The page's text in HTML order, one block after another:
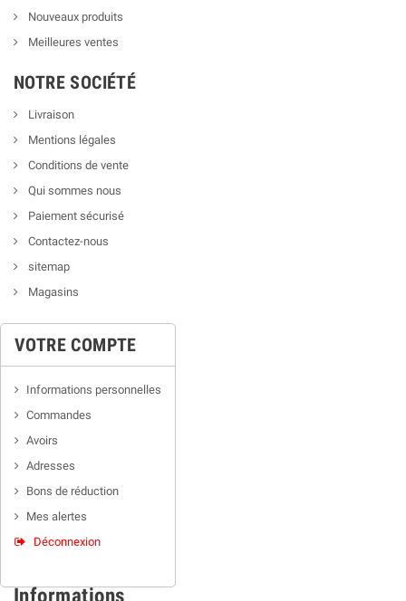
Nouveaux produits
Meilleures ventes
NOTRE SOCIÉTÉ
Livraison
Mentions légales
Conditions de vente
Qui sommes nous
Paiement sécurisé
Contactez-nous
sitemap
Magasins
VOTRE COMPTE
Informations personnelles
Commandes
Avoirs
Adresses
Bons de réduction
Mes alertes
Déconnexion
Informations